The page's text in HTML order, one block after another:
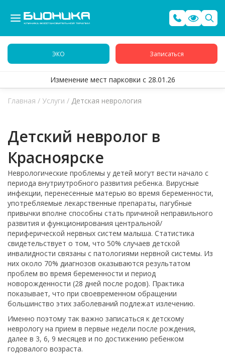
ЭКО Записаться
Изменение мест парковки с 28.01.26
Главная / Услуги / Детская неврология
Детский невролог в
Красноярске
Неврологические проблемы у детей могут вести начало с
периода внутриутробного развития ребенка. Вирусные
инфекции, перенесенные матерью во время беременности,
употребляемые лекарственные препараты, пагубные
привычки вполне способны стать причиной неправильного
развития и функционирования центральной/
периферической нервных систем малыша. Статистика
свидетельствует о том, что 50% случаев детской
инвалидности связаны с патологиями нервной системы. Из
них около 70% диагнозов оказываются результатом
проблем во время беременности и период
новорожденности (28 дней после родов). Практика
показывает, что при своевременном обращении
большинство этих заболеваний подлежат излечению.
Именно поэтому так важно записаться к детскому
неврологу на прием в первые недели после рождения,
далее в 3, 6, 9 месяцев и по достижению ребенком
годовалого возраста.